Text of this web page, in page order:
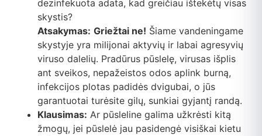
dezinfekuota adata, kad greičiau ištekėtų visas
skystis?
Atsakymas: Griežtai ne! Šiame vandeningame
skystyje yra milijonai aktyvių ir labai agresyvių
viruso dalelių. Pradūrus pūslelę, virusas išplis
ant sveikos, nepažeistos odos aplink burną,
infekcijos plotas padidės dvigubai, o jūs
garantuotai turėsite gilų, sunkiai gyjantį randą.
Klausimas: Ar pūsleline galima užkrėsti kitą
žmogų, jei pūslelė jau pasidengė visiškai kietu